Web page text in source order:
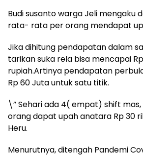
Budi susanto warga Jeli mengaku
rata- rata per orang mendapat
Jika dihitung pendapatan dalam
tarikan suka rela bisa mencapai
rupiah.Artinya pendapatan
Rp 60 Juta untuk satu titik.
\” Sehari ada 4( empat) shift
orang dapat upah anatara Rp 30
Heru.
Menurutnya, ditengah Pandemi